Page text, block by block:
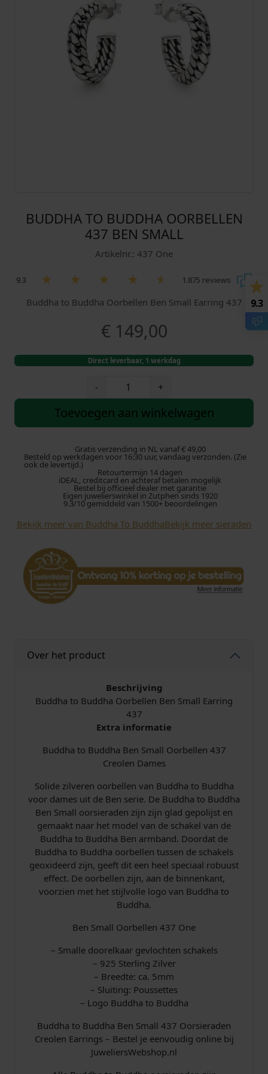
BUDDHA TO BUDDHA OORBELLEN
437 BEN SMALL
Artikelnr.: 437 One
9.3 1.875 reviews
Buddha to Buddha Oorbellen Ben Small Earring 437
€149,00
Direct leverbaar, 1 werkdag
-
d
a
t
B
u
d
O
o
e
3
n
a
l
l
a
a
n
t
a
l
+
Toevoegen aan winkelwagen
Gratis verzending in NL vanaf € 49,00
Besteld op werkdagen voor 16:30 uur, vandaag verzonden. (Zie
ook de levertijd.)
Retourtermijn 14 dagen
iDEAL, creditcard en achteraf betalen mogelijk
Bestel bij officieel dealer met garantie
Eigen juwelierswinkel in Zutphen sinds 1920
9.3/10 gemiddeld van 1500+ beoordelingen
Bekijk meer van Buddha To BuddhaBekijk meer sieraden
Over het product
Beschrijving
Buddha to Buddha Oorbellen Ben Small Earring
437
Extra informatie
Buddha to Buddha Ben Small Oorbellen 437
Creolen Dames
Solide zilveren oorbellen van Buddha to Buddha
voor dames uit de Ben serie. De Buddha to Buddha
Ben Small oorsieraden zijn zijn glad gepolijst en
gemaakt naar het model van de schakel van de
Buddha to Buddha Ben armband. Doordat de
Buddha to Buddha oorbellen tussen de schakels
geoxideerd zijn, geeft dit een heel speciaal robuust
effect. De oorbellen zijn, aan de binnenkant,
voorzien met het stijlvolle logo van Buddha to
Buddha.
Ben Small Oorbellen 437 One
– Smalle doorelkaar gevlochten schakels
– 925 Sterling Zilver
– Breedte: ca. 5mm
– Sluiting: Poussettes
– Logo Buddha to Buddha
Buddha to Buddha Ben Small 437 Oorsieraden
Creolen Earrings – Bestel je eenvoudig online bij
JuweliersWebshop.nl
9.3